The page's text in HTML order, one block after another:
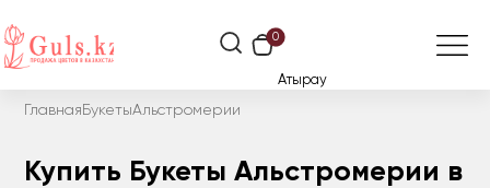
0
Атырау
Главная БукетыАльстромерии
Купить Букеты Альстромерии в